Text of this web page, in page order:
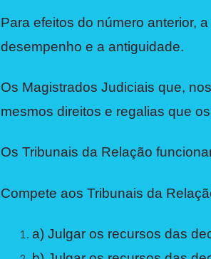
Para efeitos do número anterior,
desempenho e a antiguidade.
Os Magistrados Judiciais que,
mesmos direitos e regalias que
Os Tribunais da Relação
Compete aos Tribunais da
a) Julgar os recursos das